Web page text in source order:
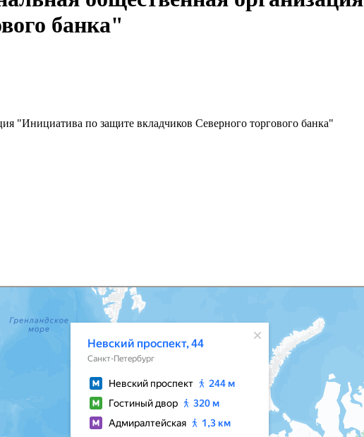
банка"
"Инициатива по защите вкладчиков Северного торгового банка"